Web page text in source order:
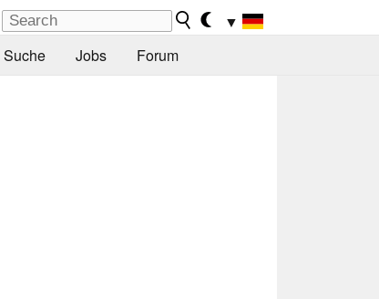
▼
Suche Jobs Forum